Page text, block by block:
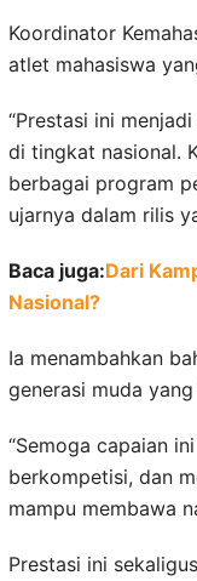
Koordinator
atlet mahasiswa
“Prestasi ini
di tingkat nasional.
berbagai program
ujarnya dalam rilis
Baca juga:Dari
Nasional?
Ia menambahkan
generasi muda
“Semoga capaian
berkompetisi, dan
mampu membawa
Prestasi ini